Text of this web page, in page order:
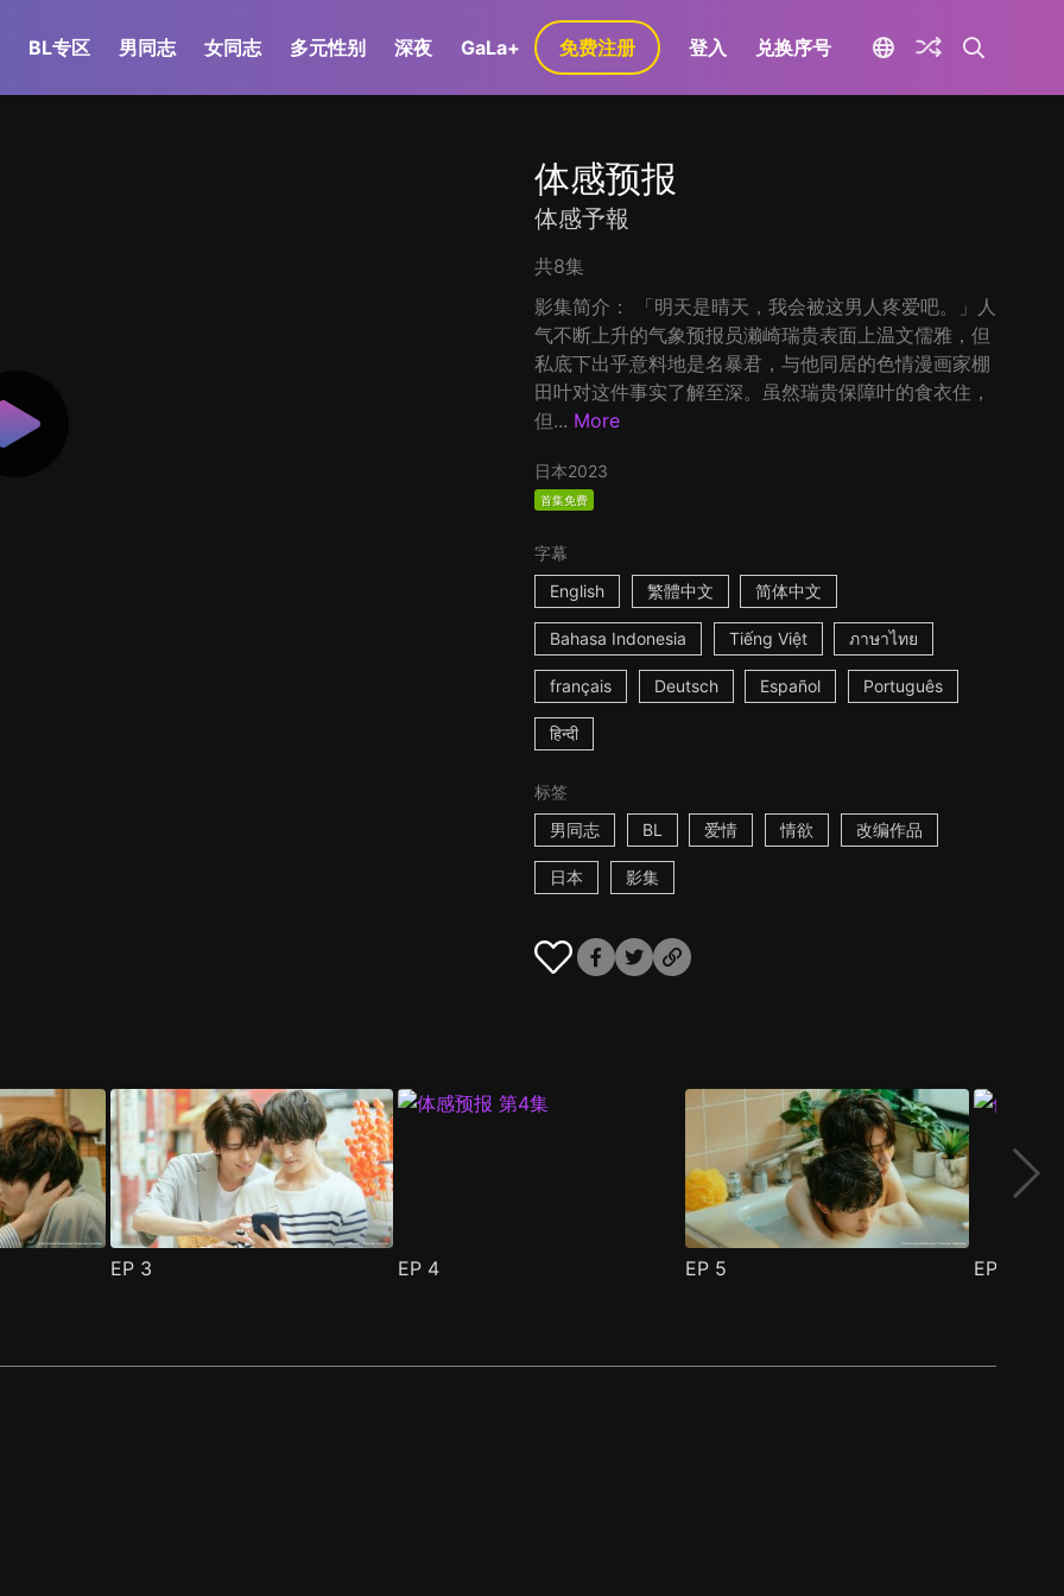
BL专区 男同志 女同志 多元性别 深夜 GaLa+ 免费注册 登入 兑换序号
体感预报
体感予報
共8集
影集简介： 「明天是晴天，我会被这男人疼爱吧。」人
气不断上升的气象预报员濑崎瑞贵表面上温文儒雅，但
私底下出乎意料地是名暴君，与他同居的色情漫画家棚
田叶对这件事实了解至深。虽然瑞贵保障叶的食衣住，
但... More
日本2023
首集免费
字幕
English
繁體中文 简体中文
Bahasa Indonesia Tiếng Việt ภาษาไทย
français Deutsch Español Português
हिन्दी
标签
男同志
BL 爱情 情欲 改编作品
日本 影集
EP 3 EP 4 EP 5 EP